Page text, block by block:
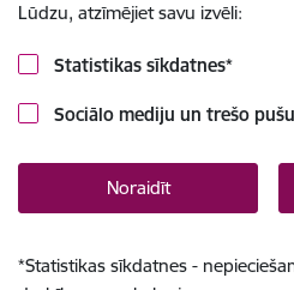
Lūdzu, atzīmējiet savu izvēli:
Statistikas sīkdatnes*
Sociālo mediju un trešo
Noraidīt
*Statistikas sīkdatnes -